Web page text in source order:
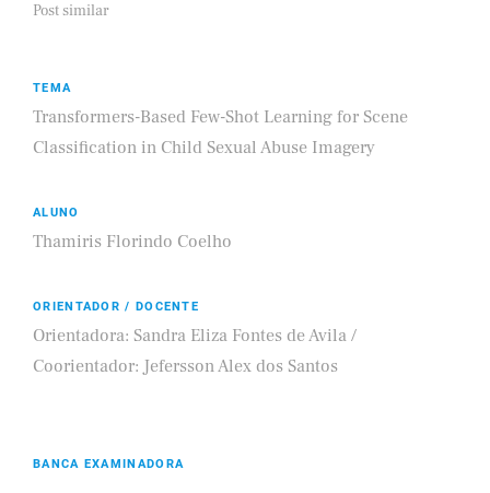
Post similar
TEMA
Transformers-Based Few-Shot Learning for Scene
Classification in Child Sexual Abuse Imagery
ALUNO
Thamiris Florindo Coelho
ORIENTADOR / DOCENTE
Orientadora: Sandra Eliza Fontes de Avila /
Coorientador: Jefersson Alex dos Santos
BANCA EXAMINADORA